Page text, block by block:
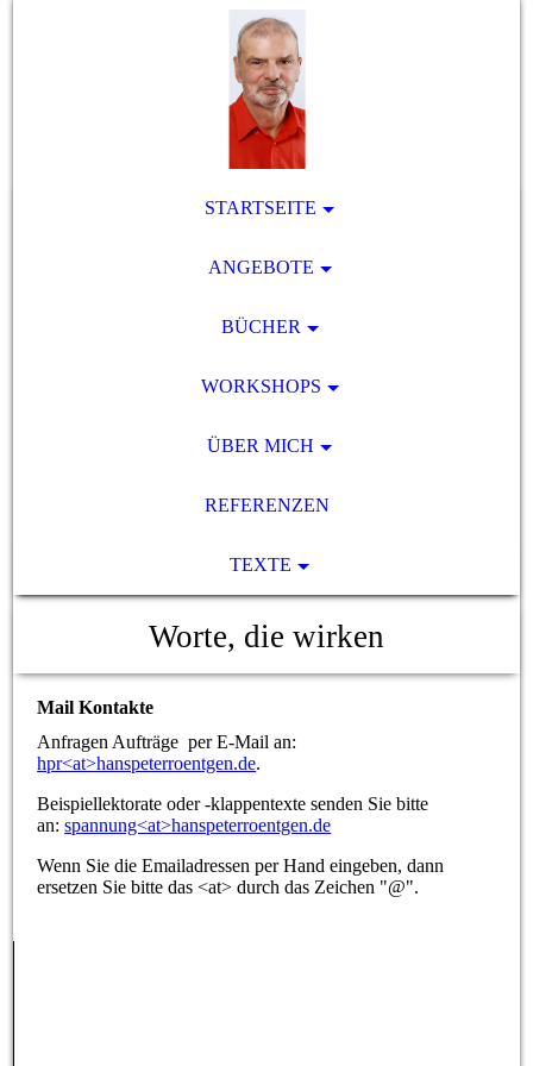
STARTSEITE
ANGEBOTE
BÜCHER
WORKSHOPS
ÜBER MICH
REFERENZEN
TEXTE
Worte, die wirken
Mail Kontakte
Anfragen Aufträge per E-Mail an:
hpr<at>hanspeterroentgen.de.
Beispiellektorate oder -klappentexte senden Sie bitte
an:spannung<at>hanspeterroentgen.de
Wenn Sie die Emailadressen per Hand eingeben, dann
ersetzen Sie bitte das <at> durch das Zeichen "@".